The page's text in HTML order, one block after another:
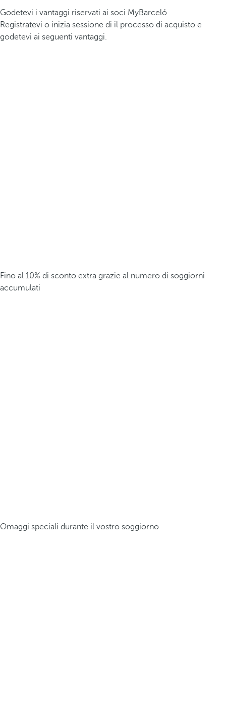
Godetevi i vantaggi riservati ai soci MyBarceló
Registratevi o inizia sessione di il processo di acquisto e
godetevi ai seguenti vantaggi.
Fino al 10% di sconto extra grazie al numero di soggiorni
accumulati
Omaggi speciali durante il vostro soggiorno